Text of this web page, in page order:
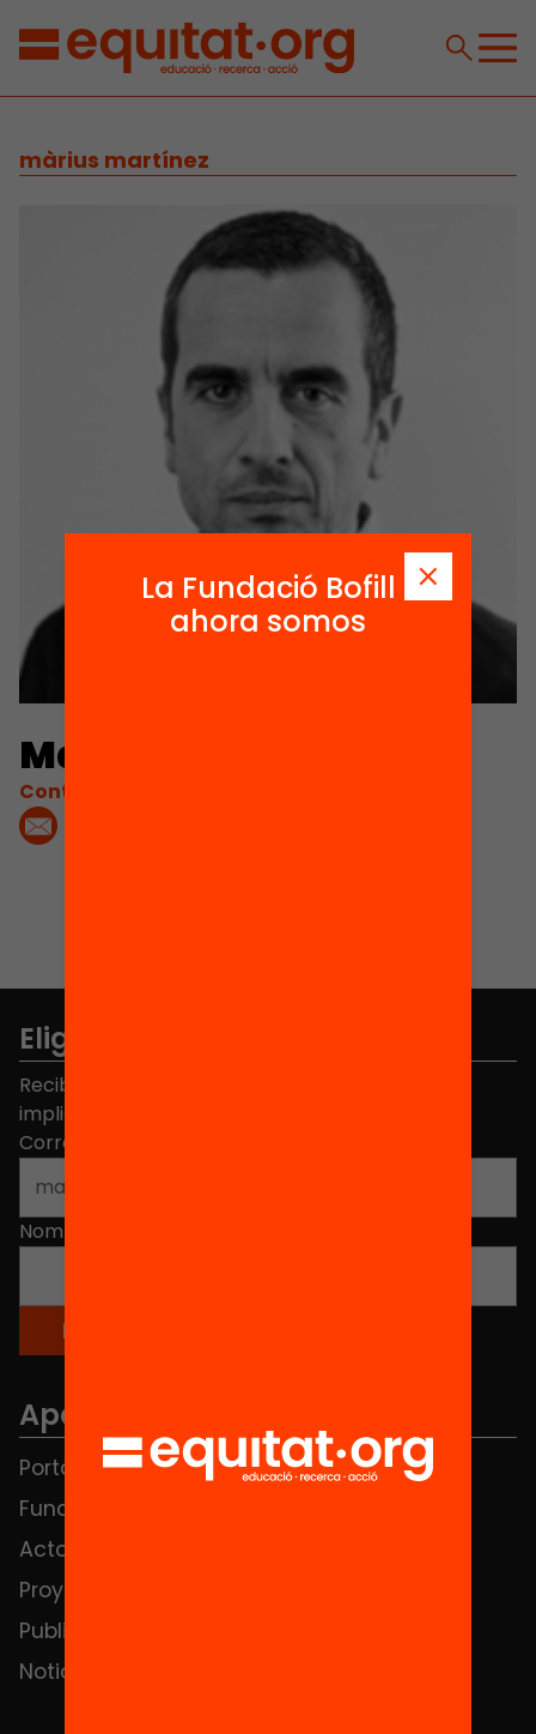
màrius martínez
Màrius Martínez
Contacta'm:
Elige equidad
Recibe contenidos, iniciativas y proyectos para
implicarte.
Correo electrónico
Nombre
Apartados
Portada
Fundación
Actos
Proyectos
Publicaciones y vídeos
Noticias
FAQS
La Fundació Bofill
ahora somos